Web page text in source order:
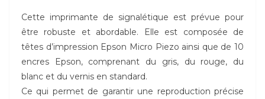
Cette imprimante de signalétique est prévue pour
être robuste et abordable. Elle est composée de
têtes d’impression Epson Micro Piezo ainsi que de 10
encres Epson, comprenant du gris, du rouge, du
blanc et du vernis en standard.
Ce qui permet de garantir une reproduction précise